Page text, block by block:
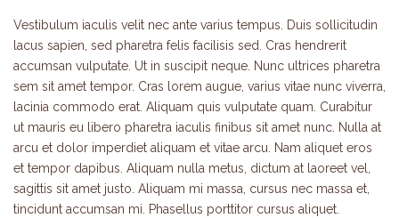
Vestibulum iaculis velit nec ante varius tempus. Duis sollicitudin
lacus sapien, sed pharetra felis facilisis sed. Cras hendrerit
accumsan vulputate. Ut in suscipit neque. Nunc ultrices pharetra
sem sit amet tempor. Cras lorem augue, varius vitae nunc viverra,
lacinia commodo erat. Aliquam quis vulputate quam. Curabitur
ut mauris eu libero pharetra iaculis finibus sit amet nunc. Nulla at
arcu et dolor imperdiet aliquam et vitae arcu. Nam aliquet eros
et tempor dapibus. Aliquam nulla metus, dictum at laoreet vel,
sagittis sit amet justo. Aliquam mi massa, cursus nec massa et,
tincidunt accumsan mi. Phasellus porttitor cursus aliquet.